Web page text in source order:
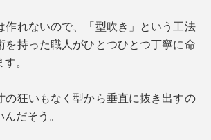
作れないので、「型吹き」という工法
を持った職人がひとつひとつ丁寧に命
。
の狂いもなく型から垂直に抜き出すの
だそう。